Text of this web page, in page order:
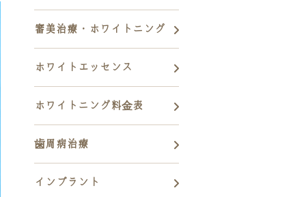
審美治療・ホワイトニング
ホワイトエッセンス
ホワイトニング料金表
歯周病治療
インプラント